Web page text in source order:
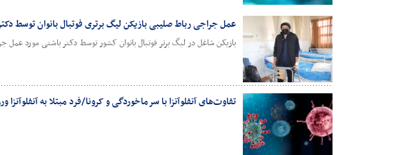
عمل جراجی رباط صلیبی بازیکن لیگ برتری فوتبال بانوان توسط
بازیکن شاغل در لیگ برتر فوتبال بانوان کشور توسط دکتر باشتی مورد
تفاوت‌های آنفلوآنزا با سرماخوردگی و کرونا/فرد مبتلا به آنفلوآنزا